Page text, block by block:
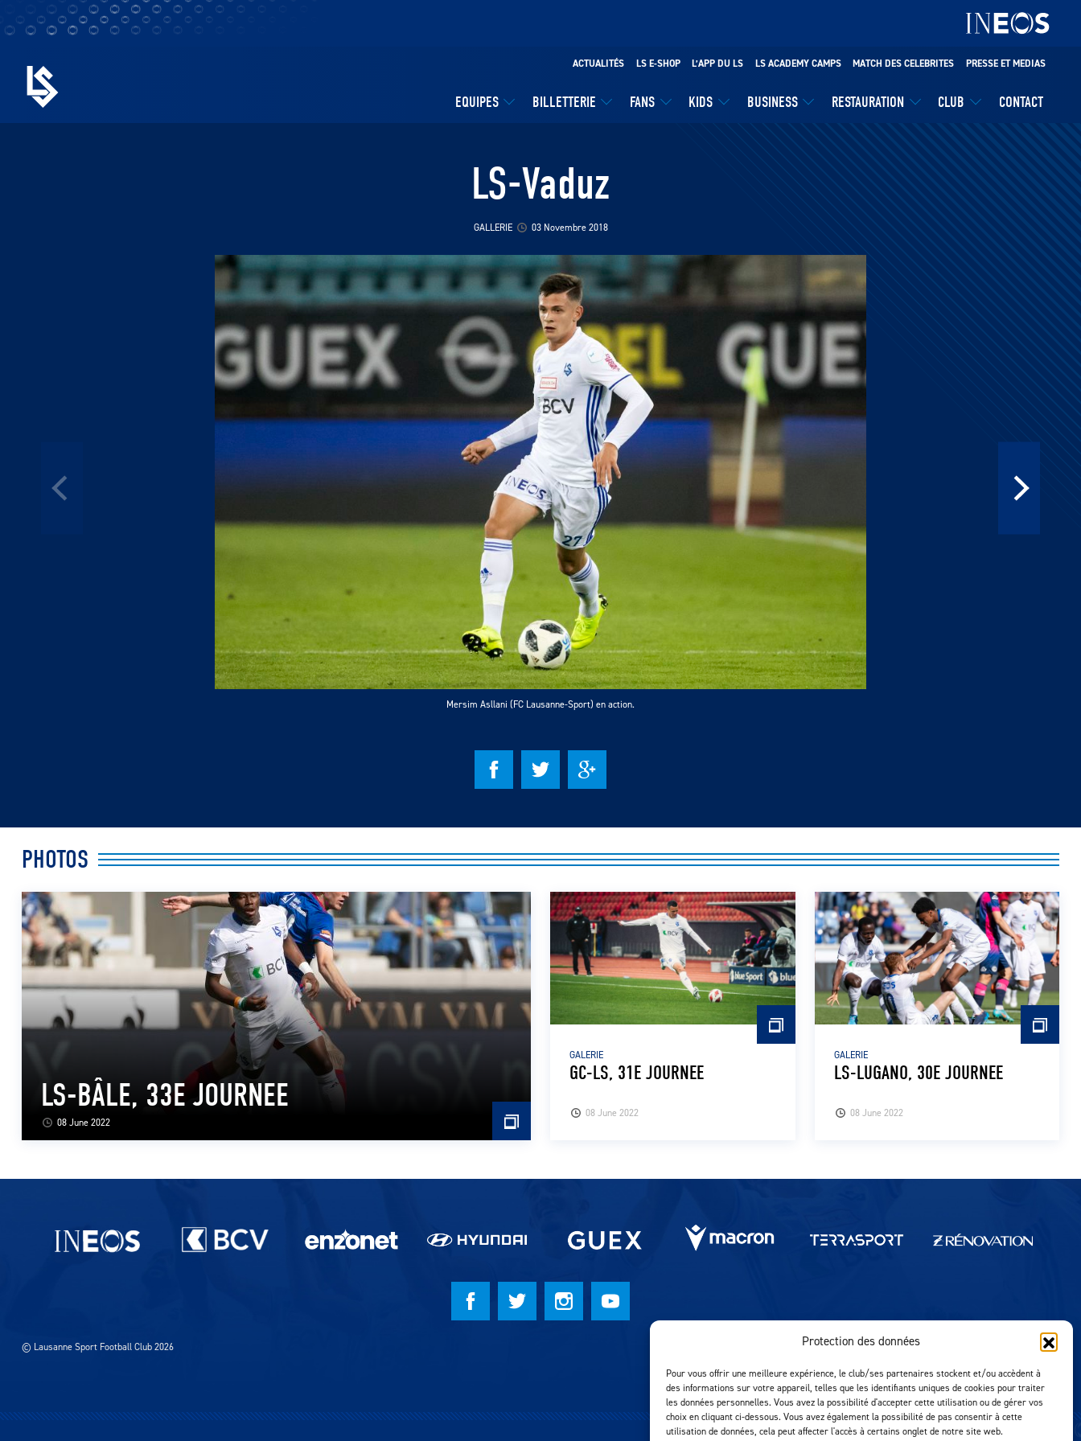
Protection des données
Pour vous offrir une meilleure expérience, le club/ses partenaires stockent et/ou accèdent à
des informations sur votre appareil, telles que les identifiants uniques de cookies pour traiter
les données personnelles. Vous avez la possibilité d'accepter cette utilisation ou de gérer vos
choix en cliquant ci-dessous. Vous avez également la possibilité de pas consentir à cette
utilisation de données, cela peut affecter l'accès à certains onglet de notre site web.
EQUIPES BILLETTERIE FANS KIDS BUSINESS RESTAURATION CLUB CONTACT
ACTUALITÉS LS E-SHOP L’APP DU LS LS ACADEMY CAMPS MATCH DES CELEBRITES PRESSE ET MEDIAS
LS-Vaduz
GALLERIE 03 Novembre 2018
Mersim Asllani (FC Lausanne-Sport) en action.
PHOTOS
08 June 2022
LS-BÂLE, 33E JOURNEE 08 June 2022
GALERIE
GC-LS, 31E JOURNEE
08 June 2022
GALERIE
LS-LUGANO, 30E JOURNEE
Partenaires du lausanne-Sport
© Lausanne Sport Football Club 2026